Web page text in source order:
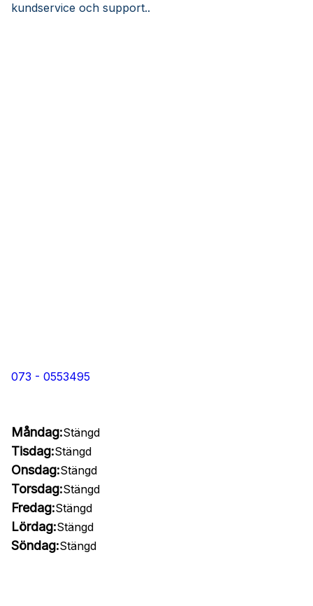
kundservice och support..
073 - 0553495
Måndag:Stängd
Tisdag:Stängd
Onsdag:Stängd
Torsdag:Stängd
Fredag:Stängd
Lördag:Stängd
Söndag:Stängd